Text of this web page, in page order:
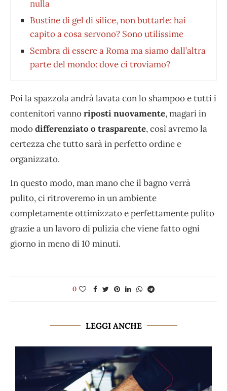
nulla
Bustine di gel di silice, non buttarle: hai
capito a cosa servono? Sono utilissime
Sembra di essere a Roma ma siamo dall’altra
parte del mondo: dove ci troviamo?
Poi la spazzola andrà lavata con lo shampoo e tutti i
contenitori vannoriposti nuovamente, magari in
mododifferenziato o trasparente, così avremo la
certezza che tutto sarà in perfetto ordine e
organizzato.
In questo modo, man mano che il bagno verrà
pulito, ci ritroveremo in un ambiente
completamente ottimizzato e perfettamente pulito
grazie a un lavoro di pulizia che viene fatto ogni
giorno in meno di 10 minuti.
0
LEGGI ANCHE